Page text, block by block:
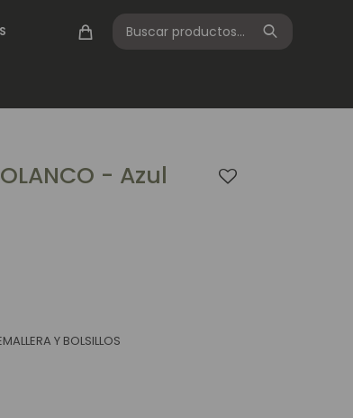
- Azul
Y BOLSILLOS